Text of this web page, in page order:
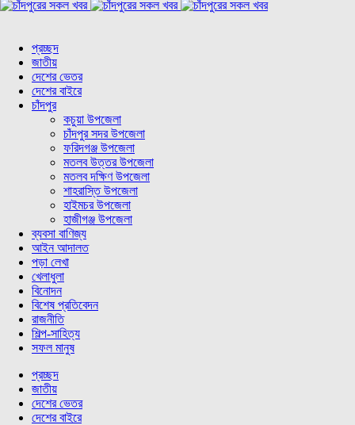
প্রচ্ছদ
জাতীয়
দেশের ভেতর
দেশের বাইরে
চাঁদপুর
কচুয়া উপজেলা
চাঁদপুর সদর উপজেলা
ফরিদগঞ্জ উপজেলা
মতলব উত্তর উপজেলা
মতলব দক্ষিণ উপজেলা
শাহরাস্তি উপজেলা
হাইমচর উপজেলা
হাজীগঞ্জ উপজেলা
ব্যবসা বাণিজ্য
আইন আদালত
পড়া লেখা
খেলাধুলা
বিনোদন
বিশেষ প্রতিবেদন
রাজনীতি
শিল্প-সাহিত্য
সফল মানুষ
প্রচ্ছদ
জাতীয়
দেশের ভেতর
দেশের বাইরে